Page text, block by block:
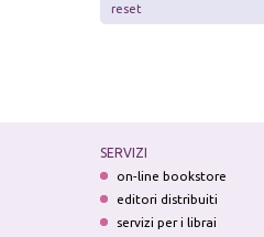
reset
SERVIZI
on-line bookstore
editori distribuiti
servizi per i librai